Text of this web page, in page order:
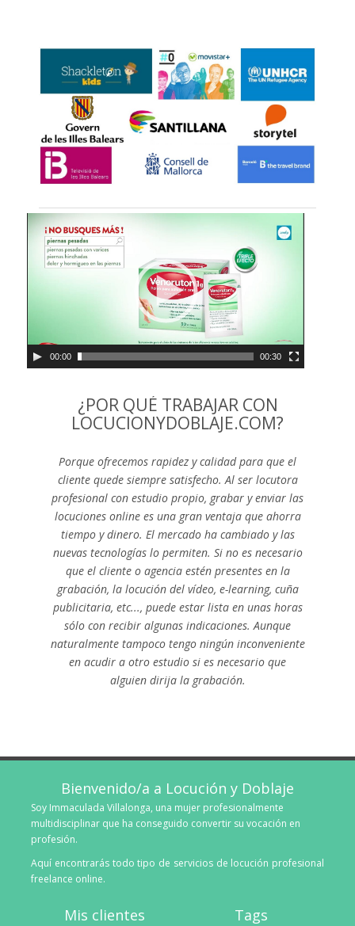
00:00 00:30
¿POR QUÉ TRABAJAR CON
LOCUCIONYDOBLAJE.COM?
Porque ofrecemos rapidez y calidad para que el
cliente quede siempre satisfecho. Al ser locutora
profesional con estudio propio, grabar y enviar las
locuciones online es una gran ventaja que ahorra
tiempo y dinero. El mercado ha cambiado y las
nuevas tecnologías lo permiten. Si no es necesario
que el cliente o agencia estén presentes en la
grabación, la locución del vídeo, e-learning, cuña
publicitaria, etc..., puede estar lista en unas horas
sólo con recibir algunas indicaciones. Aunque
naturalmente tampoco tengo ningún inconveniente
en acudir a otro estudio si es necesario que
alguien dirija la grabación.
Bienvenido/a a Locución y Doblaje
Soy Immaculada Villalonga, una mujer profesionalmente
multidisciplinar que ha conseguido convertir su vocación en
profesión.
Aquí encontrarás todo tipo de servicios de locución profesional
freelance online.
Mis clientes
Tags